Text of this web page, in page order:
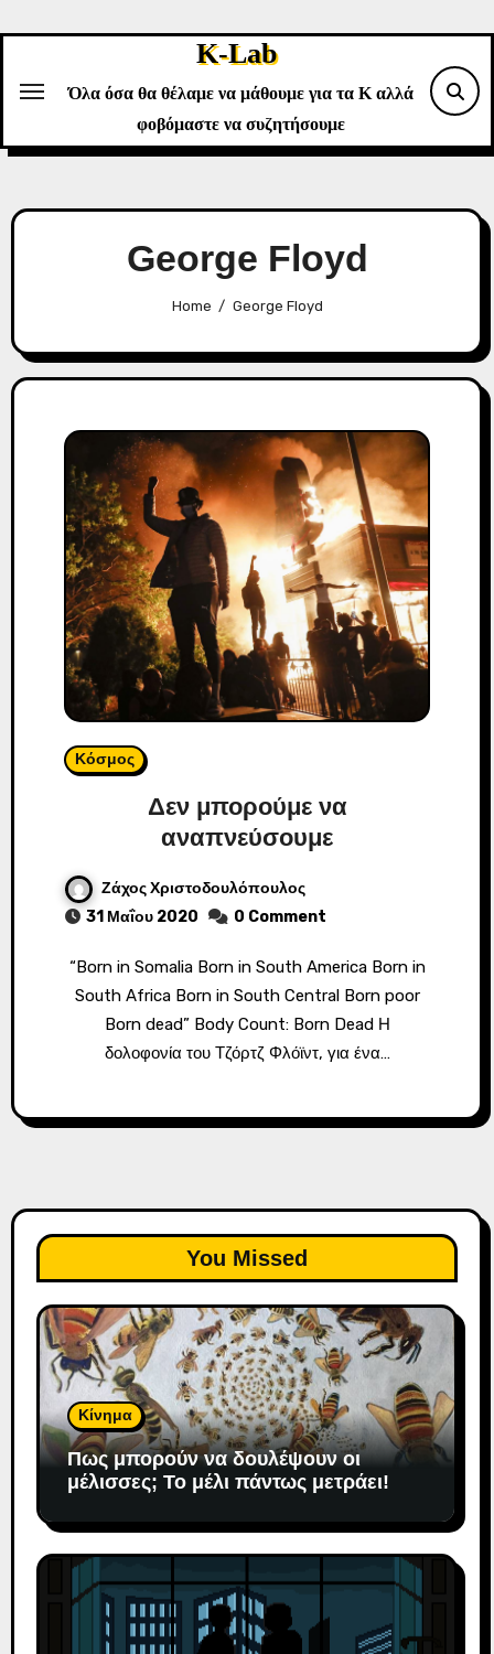
K-Lab
Όλα όσα θα θέλαμε να μάθουμε για τα Κ αλλά
φοβόμαστε να συζητήσουμε
George Floyd
Home George Floyd
Κόσμος
Δεν μπορούμε να
αναπνεύσουμε
Ζάχος Χριστοδουλόπουλος
31 Μαΐου 2020
0 Comment
“Born in Somalia Born in South America Born in
South Africa Born in South Central Born poor
Born dead” Body Count: Born Dead Η
δολοφονία του Τζόρτζ Φλόϊντ, για ένα…
You Missed
Κίνημα
Πως μπορούν να δουλέψουν οι
μέλισσες; To μέλι πάντως μετράει!